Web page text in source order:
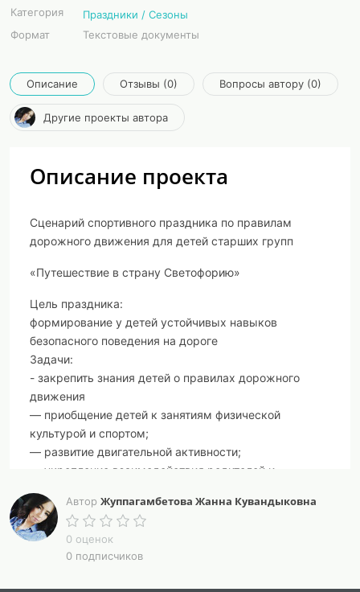
Категория
Праздники / Сезоны
Формат
Текстовые документы
Описание Отзывы (0) Вопросы автору (0)
Другие проекты автора
Описание проекта
Сценарий спортивного праздника по правилам
дорожного движения для детей старших групп
«Путешествие в страну Светофорию»
Цель праздника:
формирование у детей устойчивых навыков
безопасного поведения на дороге
Задачи:
- закрепить знания детей о правилах дорожного
движения
— приобщение детей к занятиям физической
культурой и спортом;
— развитие двигательной активности;
— укрепление взаимодействия родителей и
поведения на дороге;
- воспитывать интерес к подвижным играм и
эстафетам;
- формировать умение взаимодействовать в
Автор Жуппагамбетова Жанна Кувандыковна
0 оценок
0 подписчиков